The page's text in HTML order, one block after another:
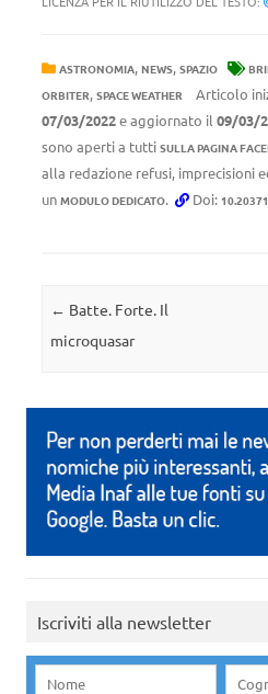
ASTRONOMIA, NEWS, SPAZIO
ORBITER, SPACE WEATHER
Articolo
07/03/2022e aggiornato il 09/03/
sono aperti a tutti SULLA PAGINA
alla redazione refusi, imprecisioni
un MODULO DEDICATO. Doi:
Navigazione articolo
← Batte. Forte. Il
microquasar
Iscriviti alla newsletter